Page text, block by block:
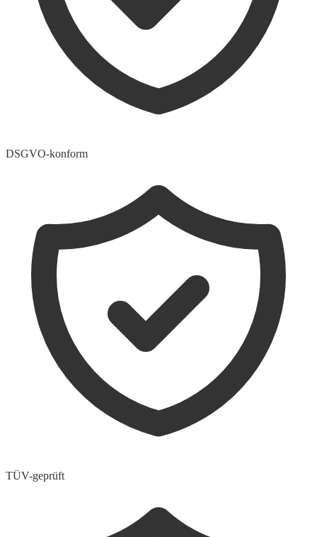
DSGVO-konform
TÜV-geprüft